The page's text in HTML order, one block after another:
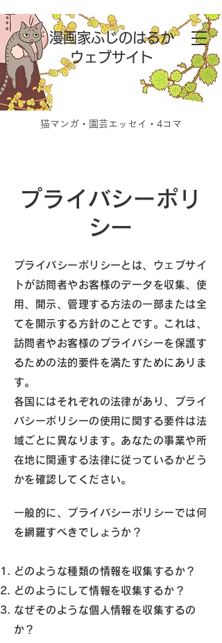
漫画家ふじのはるか
ウェブサイト
猫マンガ・園芸エッセイ・4コマ
プライバシーポリ
シー
プライバシーポリシーとは、ウェブサイ
トが訪問者やお客様のデータを収集、使
用、開示、管理する方法の一部または全
てを開示する方針のことです。これは、
訪問者やお客様のプライバシーを保護す
るための法的要件を満たすためにありま
す。
各国にはそれぞれの法律があり、プライ
バシーポリシーの使用に関する要件は法
域ごとに異なります。あなたの事業や所
在地に関連する法律に従っているかどう
かを確認してください。
一般的に、プライバシーポリシーでは何
を網羅すべきでしょうか？
どのような種類の情報を収集するか？
どのようにして情報を収集するか？
なぜそのような個人情報を収集するの
か？